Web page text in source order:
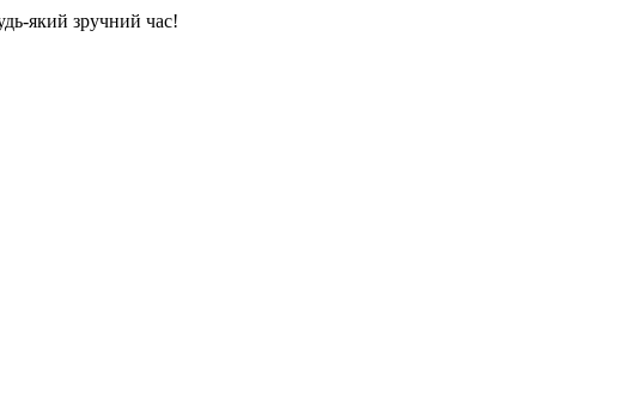
який зручний час!